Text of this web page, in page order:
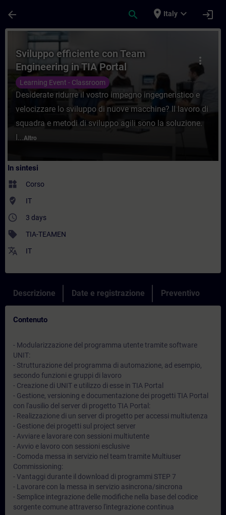
arrow_back search place Italy expand_more login
Corso - Sviluppo efficiente con Team
more_vert
Sviluppo efficiente con Team
Engineering in TIA Portal
Learning Event - Classroom
Desiderate ridurre il vostro impegno ingegneristico e
velocizzare lo sviluppo di nuove macchine? Il lavoro di
squadra e metodi di sviluppo agili sono la soluzione.
I...Altro
In sintesi
widgets Corso
where_to_vote IT
access_time 3 days
sell TIA-TEAMEN
translate IT
Descrizione Date e registrazione Preventivo
Contenuto
- Modularizzazione del programma utente tramite software
UNIT:
- Strutturazione del programma di automazione, ad esempio,
secondo funzioni e gruppi di lavoro
- Creazione di UNIT e utilizzo di esse in TIA Portal
- Gestione, versioning e documentazione dei progetti TIA Portal
con l'ausilio del server di progetto TIA Portal:
- Realizzazione di un server di progetto per accessi multiutenza
- Gestione dei progetti sul project server
- Avviare e lavorare con sessioni multiutente
- Avvio e lavoro con sessioni esclusive
- Comoda messa in servizio nel team tramite Multiuser
Commissioning:
- Vantaggi durante il download di programmi STEP 7
- Lavorare con la messa in servizio asincrona/sincrona
- Semplice integrazione delle modifiche nella base del codice
sorgente comune attraverso l'integrazione continua